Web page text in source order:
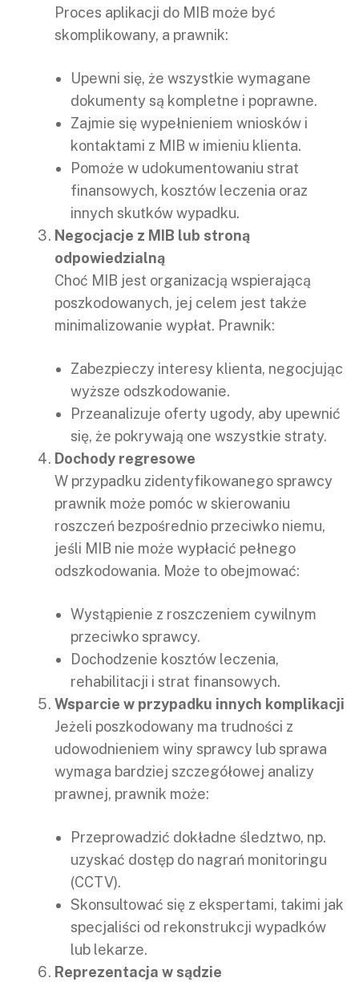
Proces aplikacji do MIB może być
skomplikowany, a prawnik:
Upewni się, że wszystkie wymagane
dokumenty są kompletne i poprawne.
Zajmie się wypełnieniem wniosków i
kontaktami z MIB w imieniu klienta.
Pomoże w udokumentowaniu strat
finansowych, kosztów leczenia oraz
innych skutków wypadku.
Negocjacje z MIB lub stroną
odpowiedzialną
Choć MIB jest organizacją wspierającą
poszkodowanych, jej celem jest także
minimalizowanie wypłat. Prawnik:
Zabezpieczy interesy klienta, negocjując
wyższe odszkodowanie.
Przeanalizuje oferty ugody, aby upewnić
się, że pokrywają one wszystkie straty.
Dochody regresowe
W przypadku zidentyfikowanego sprawcy
prawnik może pomóc w skierowaniu
roszczeń bezpośrednio przeciwko niemu,
jeśli MIB nie może wypłacić pełnego
odszkodowania. Może to obejmować:
Wystąpienie z roszczeniem cywilnym
przeciwko sprawcy.
Dochodzenie kosztów leczenia,
rehabilitacji i strat finansowych.
Wsparcie w przypadku innych komplikacji
Jeżeli poszkodowany ma trudności z
udowodnieniem winy sprawcy lub sprawa
wymaga bardziej szczegółowej analizy
prawnej, prawnik może:
Przeprowadzić dokładne śledztwo, np.
uzyskać dostęp do nagrań monitoringu
(CCTV).
Skonsultować się z ekspertami, takimi jak
specjaliści od rekonstrukcji wypadków
lub lekarze.
Reprezentacja w sądzie